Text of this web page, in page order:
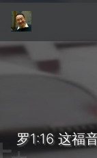
罗1:16 这福